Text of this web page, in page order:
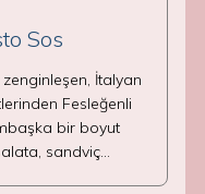
Sos
İtalyan
Fesleğenli
bir boyut
sandviç…